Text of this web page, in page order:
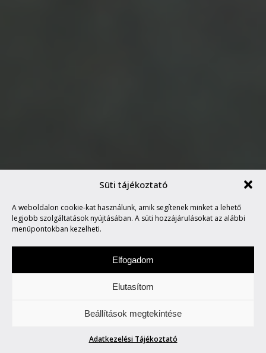
Süti tájékoztató
A weboldalon cookie-kat használunk, amik segítenek minket a lehető
legjobb szolgáltatások nyújtásában. A süti hozzájárulásokat az alábbi
menüpontokban kezelheti.
Elfogadom
Elutasítom
Beállítások megtekintése
Adatkezelési Tájékoztató
ÖRDÖGTŐL VALÓ AZ
ELEKTROMOS MOTOR?
Keddenként tegyetek egy túrát velünk. Két-,
vagy több keréken.